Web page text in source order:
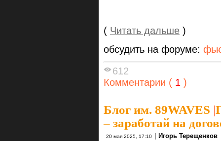
( Читать дальше )
обсудить на форуме:
612
Комментарии ( 1 )
Блог им. 89WAVES |
– заработай на
20 мая 2025, 17:10 Игорь Терещенков